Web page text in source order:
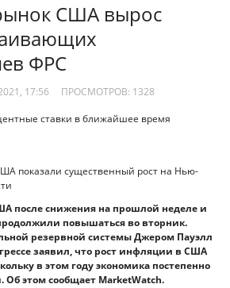
США вырос
ФРС
17:56 ПРОСМОТРОВ: 1328
ставки в ближайшее время
после снижения на прошлой неделе и
повышаться во вторник.
резервной системы Джером Пауэлл
заявил, что рост инфляции в США
в этом году экономика постепенно
этом сообщает MarketWatch.